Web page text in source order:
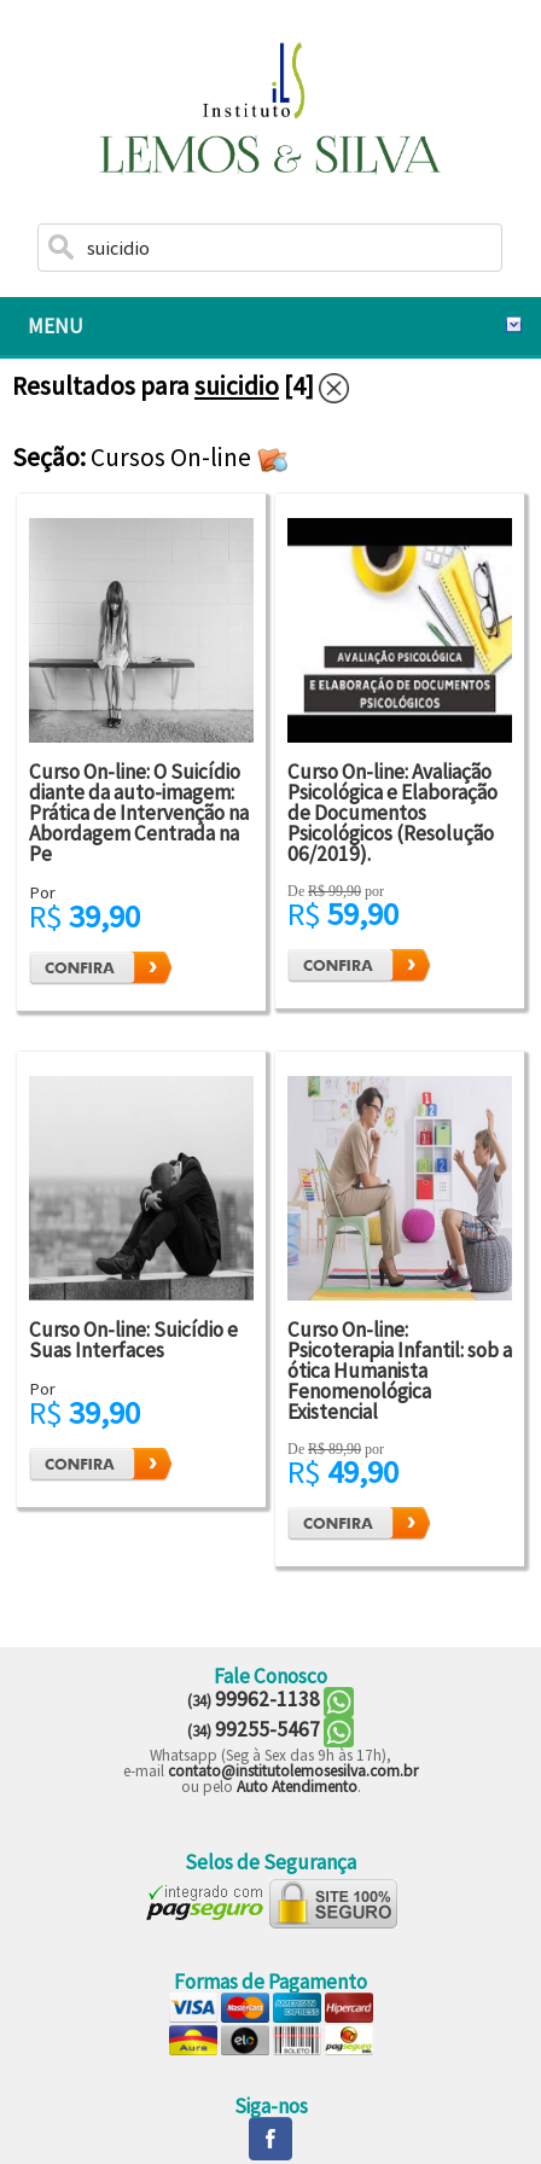
MENU
Resultados parasuicidio [4]
Seção:Cursos On-line
Curso On-line: O Suicídio
diante da auto-imagem:
Prática de Intervenção na
Abordagem Centrada na
Pe
Por
R$ 39,90
Curso On-line: Avaliação
Psicológica e Elaboração
de Documentos
Psicológicos (Resolução
06/2019).
De R$ 99,90 por
R$ 59,90
Curso On-line: Suicídio e
Suas Interfaces
Por
R$ 39,90
Curso On-line:
Psicoterapia Infantil: sob a
ótica Humanista
Fenomenológica
Existencial
De R$ 89,90 por
R$ 49,90
Fale Conosco
(34)99962-1138
(34)99255-5467
Whatsapp (Seg à Sex das 9h às 17h),
e-mail contato@institutolemosesilva.com.br
ou pelo Auto Atendimento.
Selos de Segurança
Formas de Pagamento
Siga-nos